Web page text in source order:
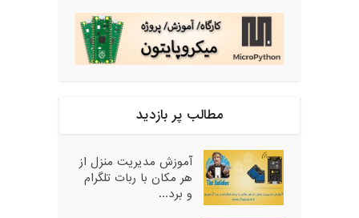
مطالب پر بازدید
آموزش مدیریت منزل از
هر مکان با ربات تلگرام
و برد...